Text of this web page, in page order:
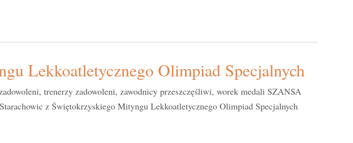
Lekkoatletycznego Olimpiad Specjalnych
trenerzy zadowoleni, zawodnicy przeszczęśliwi, worek medali SZANSA
z Świętokrzyskiego Mityngu Lekkoatletycznego Olimpiad Specjalnych